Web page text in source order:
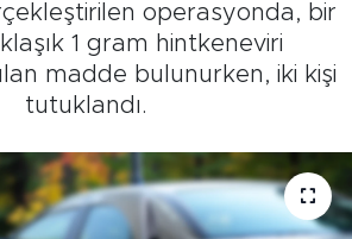
operasyonda, bir
1 gram hintkeneviri
madde bulunurken, iki kişi
tutuklandı.